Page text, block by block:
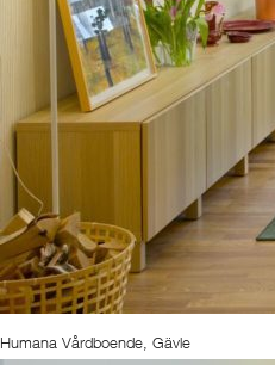
Humana Vårdboende, Gävle